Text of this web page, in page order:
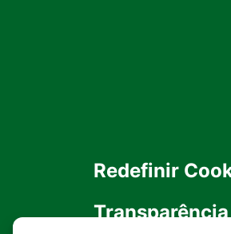
Redefinir
Transparência